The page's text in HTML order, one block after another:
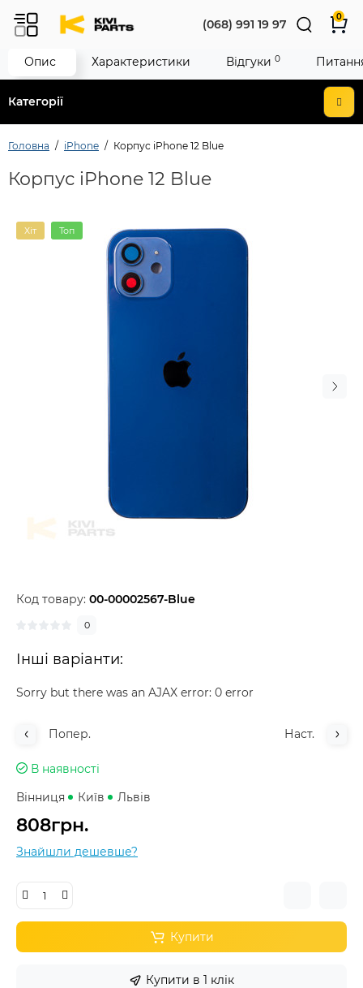
Категорії
(068) 991 19 97
0
Головна iPhone Корпус iPhone 12 Blue
Корпус iPhone 12 Blue
Хіт Топ
Код товару: 00-00002567-Blue
0
Інші варіанти:
Sorry but there was an AJAX error: 0 error
Попер. Наст.
В наявності
Вінниця
Київ Львів
808грн.
Знайшли дешевше?
Купити
Купити в 1 клік
Опис Характеристики Відгуки 0